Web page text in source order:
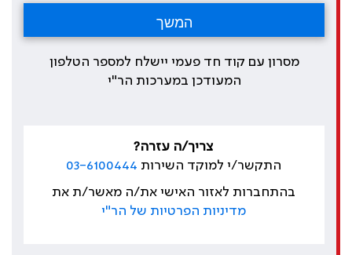
מסרון עם קוד חד פעמי יישלח למספר הטלפון
המעודכן במערכות הר"י
צריך/ה עזרה?
התקשר/י למוקד השירות 03-6100444
בהתחברות לאזור האישי את/ה מאשר/ת את
מדיניות הפרטיות של הר"י